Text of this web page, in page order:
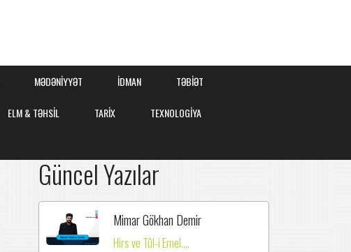
MƏDƏNİYYƏT İDMAN TƏBİƏT
ELM & TƏHSİL TARİX TEXNOLOGİYA
Güncel Yazılar
Mimar Gökhan Demir
Hirs ve Tûl-i Emel....